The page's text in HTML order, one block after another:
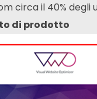
circa il 40%
di prodotto